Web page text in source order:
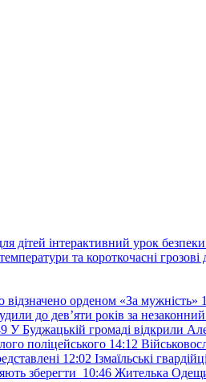
дітей інтерактивний урок безпеки
та короткочасні грозові
відзначено орденом «За мужність»
до дев’яти років за
У Буджацькій громаді відкрили
поліцейського 14:12
12:02 Ізмаїльські
зберегти 10:46 Жителька